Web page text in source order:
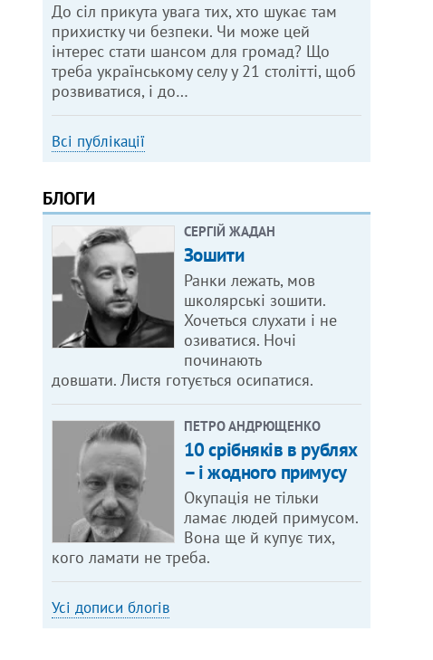
До сіл прикута увага тих, хто шукає там
прихистку чи безпеки. Чи може цей
інтерес стати шансом для громад? Що
треба українському селу у 21 столітті, щоб
розвиватися, і до…
Всі публікації
БЛОГИ
СЕРГІЙ ЖАДАН
Зошити
Ранки лежать, мов
школярські зошити.
Хочеться слухати і не
озиватися. Ночі
починають
довшати. Листя готується осипатися.
ПЕТРО АНДРЮЩЕНКО
10 срібняків в рублях
– і жодного примусу
Окупація не тільки
ламає людей примусом.
Вона ще й купує тих,
кого ламати не треба.
Усі дописи блогів